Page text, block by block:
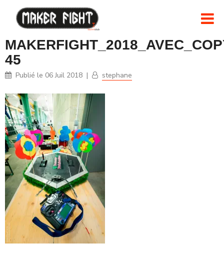
45
Publié le 06 Juil 2018 | stephane